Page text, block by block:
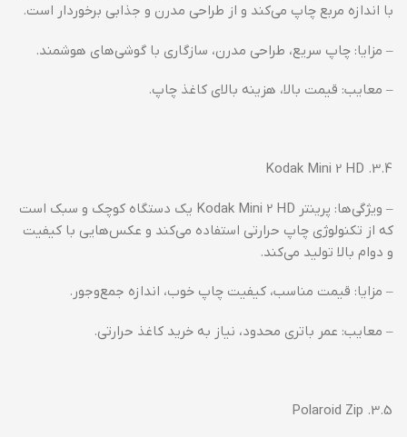
با اندازه مربع چاپ می‌کند و از طراحی مدرن و جذابی برخوردار است.
– مزایا: چاپ سریع، طراحی مدرن، سازگاری با گوشی‌های هوشمند.
– معایب: قیمت بالا، هزینه بالای کاغذ چاپ.
– ویژگی‌ها: پرینتر Kodak Mini 2 HD یک دستگاه کوچک و سبک است
که از تکنولوژی چاپ حرارتی استفاده می‌کند و عکس‌هایی با کیفیت
و دوام بالا تولید می‌کند.
– مزایا: قیمت مناسب، کیفیت چاپ خوب، اندازه جمع‌وجور.
– معایب: عمر باتری محدود، نیاز به خرید کاغذ حرارتی.